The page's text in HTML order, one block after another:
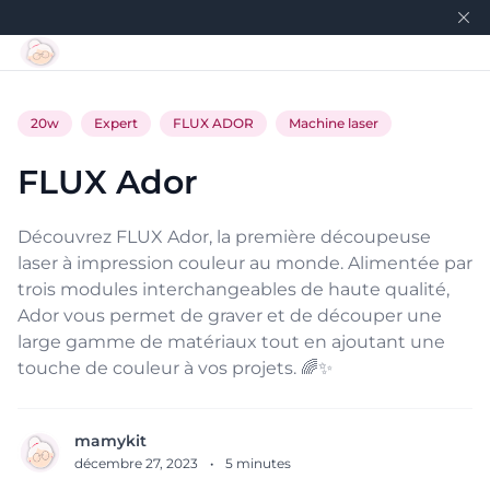
20w Expert FLUX ADOR Machine laser
FLUX Ador
Découvrez FLUX Ador, la première découpeuse
laser à impression couleur au monde. Alimentée par
trois modules interchangeables de haute qualité,
Ador vous permet de graver et de découper une
large gamme de matériaux tout en ajoutant une
touche de couleur à vos projets. 🌈✨
mamykit
décembre 27, 2023 · 5 minutes